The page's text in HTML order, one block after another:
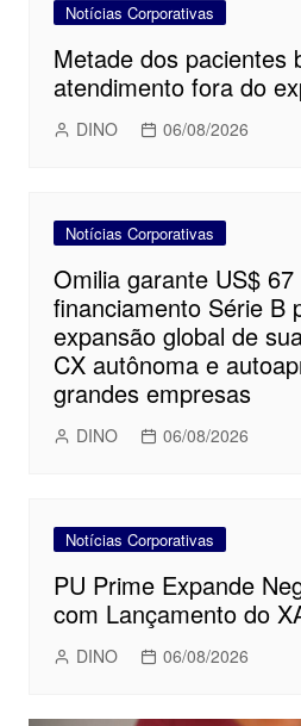
Notícias Corporativas
Metade dos pacientes
atendimento fora do
DINO 06/08/2026
Notícias Corporativas
Omilia garante US$
financiamento Série B
expansão global de
CX autônoma e
grandes empresas
DINO 06/08/2026
Notícias Corporativas
PU Prime Expande
com Lançamento do
DINO 06/08/2026